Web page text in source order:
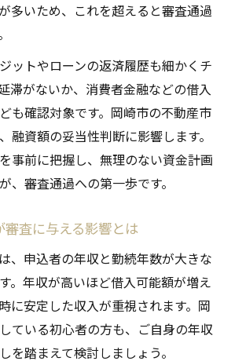
多いため、これを超えると審査通過
ットやローンの返済履歴も細かくチ
滞がないか、消費者金融などの借入
も確認対象です。岡崎市の不動産市
融資額の妥当性判断に影響します。
事前に把握し、無理のない資金計画
、審査通過への第一歩です。
査に与える影響とは
、申込者の年収と勤続年数が大きな
。年収が高いほど借入可能額が増え
に安定した収入が重視されます。岡
ている初心者の方も、ご自身の年収
を踏まえて検討しましょう。